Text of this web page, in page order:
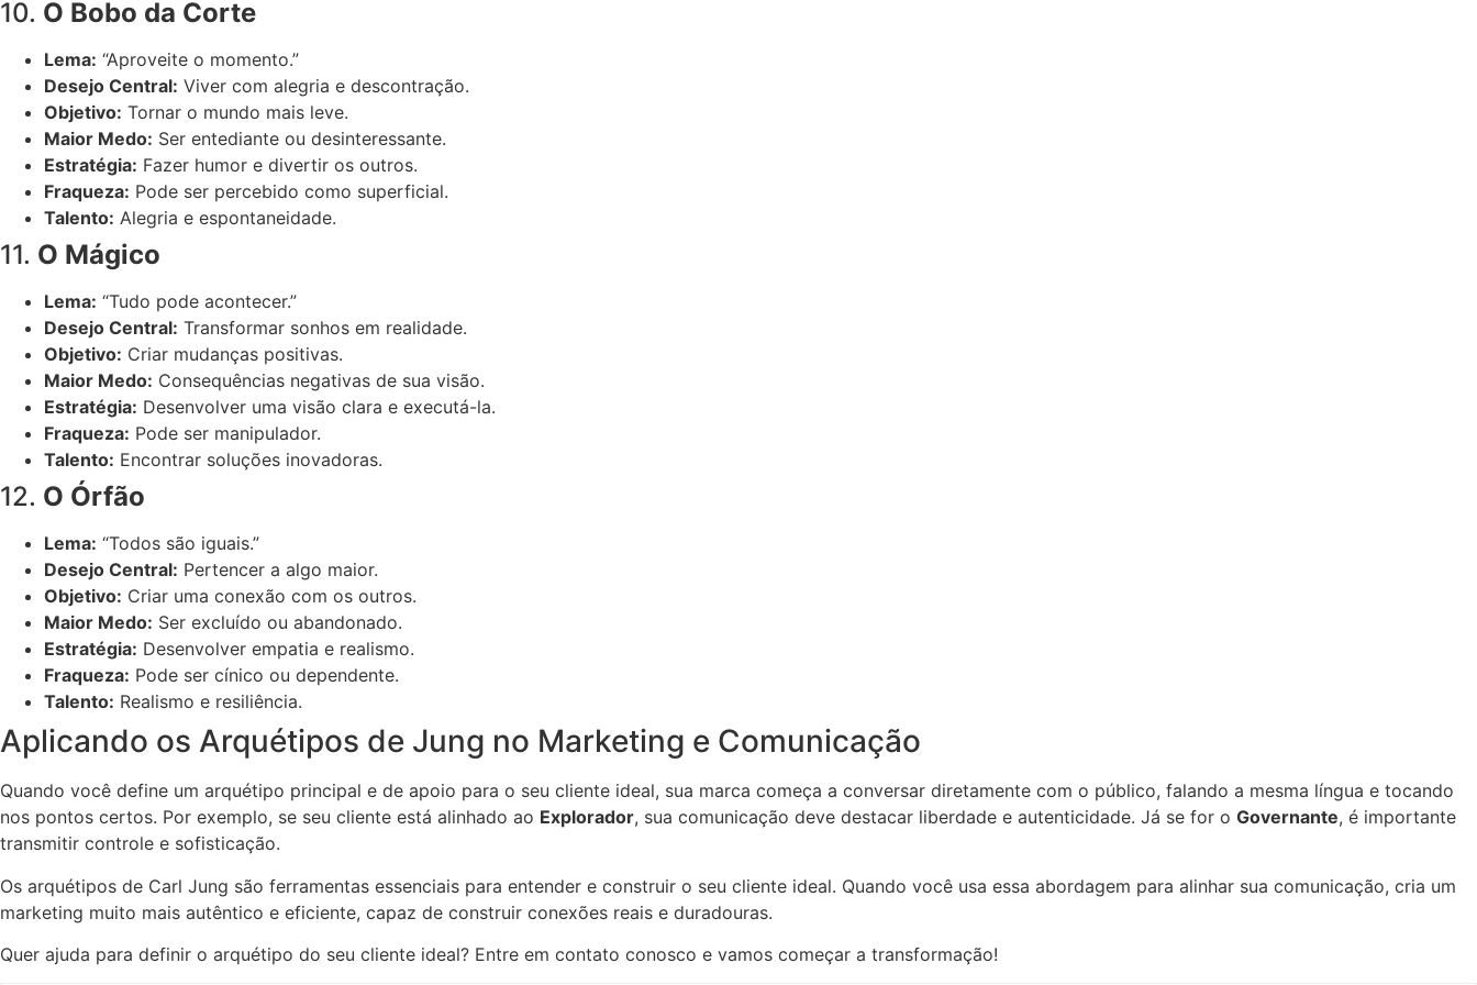
10. O Bobo da Corte
Lema: “Aproveite o momento.”
Desejo Central: Viver com alegria e descontração.
Objetivo: Tornar o mundo mais leve.
Maior Medo: Ser entediante ou desinteressante.
Estratégia: Fazer humor e divertir os outros.
Fraqueza: Pode ser percebido como superficial.
Talento: Alegria e espontaneidade.
11. O Mágico
Lema: “Tudo pode acontecer.”
Desejo Central: Transformar sonhos em realidade.
Objetivo: Criar mudanças positivas.
Maior Medo: Consequências negativas de sua visão.
Estratégia: Desenvolver uma visão clara e executá-la.
Fraqueza: Pode ser manipulador.
Talento: Encontrar soluções inovadoras.
12. O Órfão
Lema: “Todos são iguais.”
Desejo Central: Pertencer a algo maior.
Objetivo: Criar uma conexão com os outros.
Maior Medo: Ser excluído ou abandonado.
Estratégia: Desenvolver empatia e realismo.
Fraqueza: Pode ser cínico ou dependente.
Talento: Realismo e resiliência.
Aplicando os Arquétipos de Jung no Marketing e Comunicação
Quando você define um arquétipo principal e de apoio para o seu cliente ideal, sua marca começa a conversar diretamente com o público, falando a mesma língua e tocando
nos pontos certos. Por exemplo, se seu cliente está alinhado ao Explorador, sua comunicação deve destacar liberdade e autenticidade. Já se for o Governante, é importante
transmitir controle e sofisticação.
Os arquétipos de Carl Jung são ferramentas essenciais para entender e construir o seu cliente ideal. Quando você usa essa abordagem para alinhar sua comunicação, cria um
marketing muito mais autêntico e eficiente, capaz de construir conexões reais e duradouras.
Quer ajuda para definir o arquétipo do seu cliente ideal? Entre em contato conosco e vamos começar a transformação!